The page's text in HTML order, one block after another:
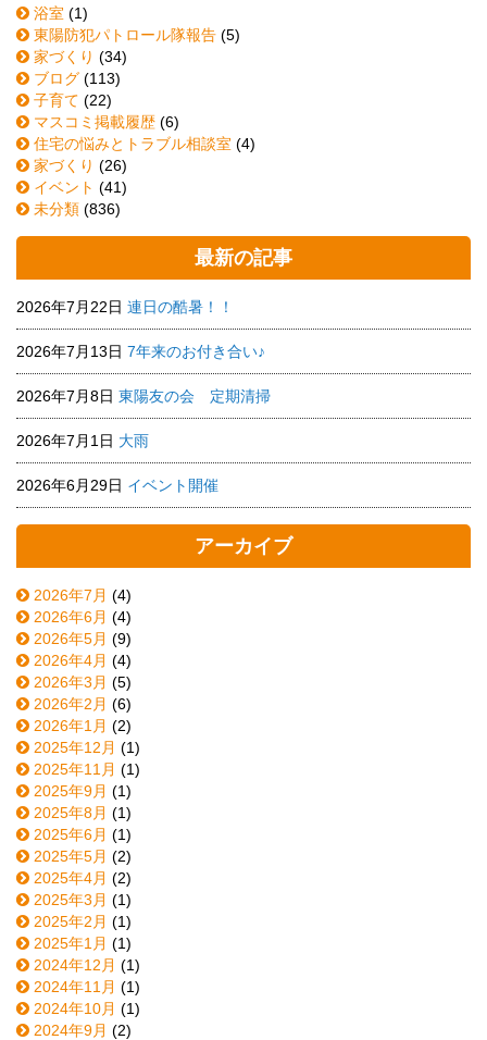
浴室 (1)
東陽防犯パトロール隊報告 (5)
家づくり (34)
ブログ (113)
子育て (22)
マスコミ掲載履歴 (6)
住宅の悩みとトラブル相談室 (4)
家づくり (26)
イベント (41)
未分類 (836)
最新の記事
2026年7月22日 連日の酷暑！！
2026年7月13日 7年来のお付き合い♪
2026年7月8日 東陽友の会 定期清掃
2026年7月1日 大雨
2026年6月29日 イベント開催
アーカイブ
2026年7月 (4)
2026年6月 (4)
2026年5月 (9)
2026年4月 (4)
2026年3月 (5)
2026年2月 (6)
2026年1月 (2)
2025年12月 (1)
2025年11月 (1)
2025年9月 (1)
2025年8月 (1)
2025年6月 (1)
2025年5月 (2)
2025年4月 (2)
2025年3月 (1)
2025年2月 (1)
2025年1月 (1)
2024年12月 (1)
2024年11月 (1)
2024年10月 (1)
2024年9月 (2)